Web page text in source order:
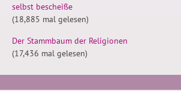
selbst bescheiße
(18,885 mal gelesen)
Der Stammbaum der Religionen
(17,436 mal gelesen)